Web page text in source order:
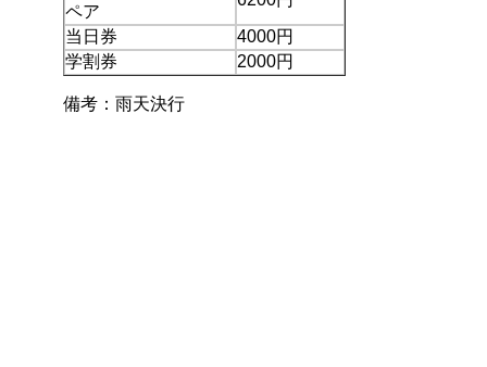
ペア
当日券
4000円
学割券
2000円
備考：雨天決行